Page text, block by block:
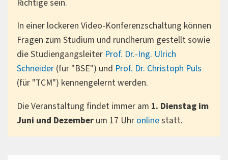
Richtige sein.
In einer lockeren Video-Konferenzschaltung können
Fragen zum Studium und rundherum gestellt sowie
die Studiengangsleiter Prof. Dr.-Ing. Ulrich
Schneider(für "BSE") und Prof. Dr. Christoph Puls
(für "TCM") kennengelernt werden.
Die Veranstaltung findet immer am 1. Dienstag im
Juni und Dezemberum 17 Uhr onlinestatt.